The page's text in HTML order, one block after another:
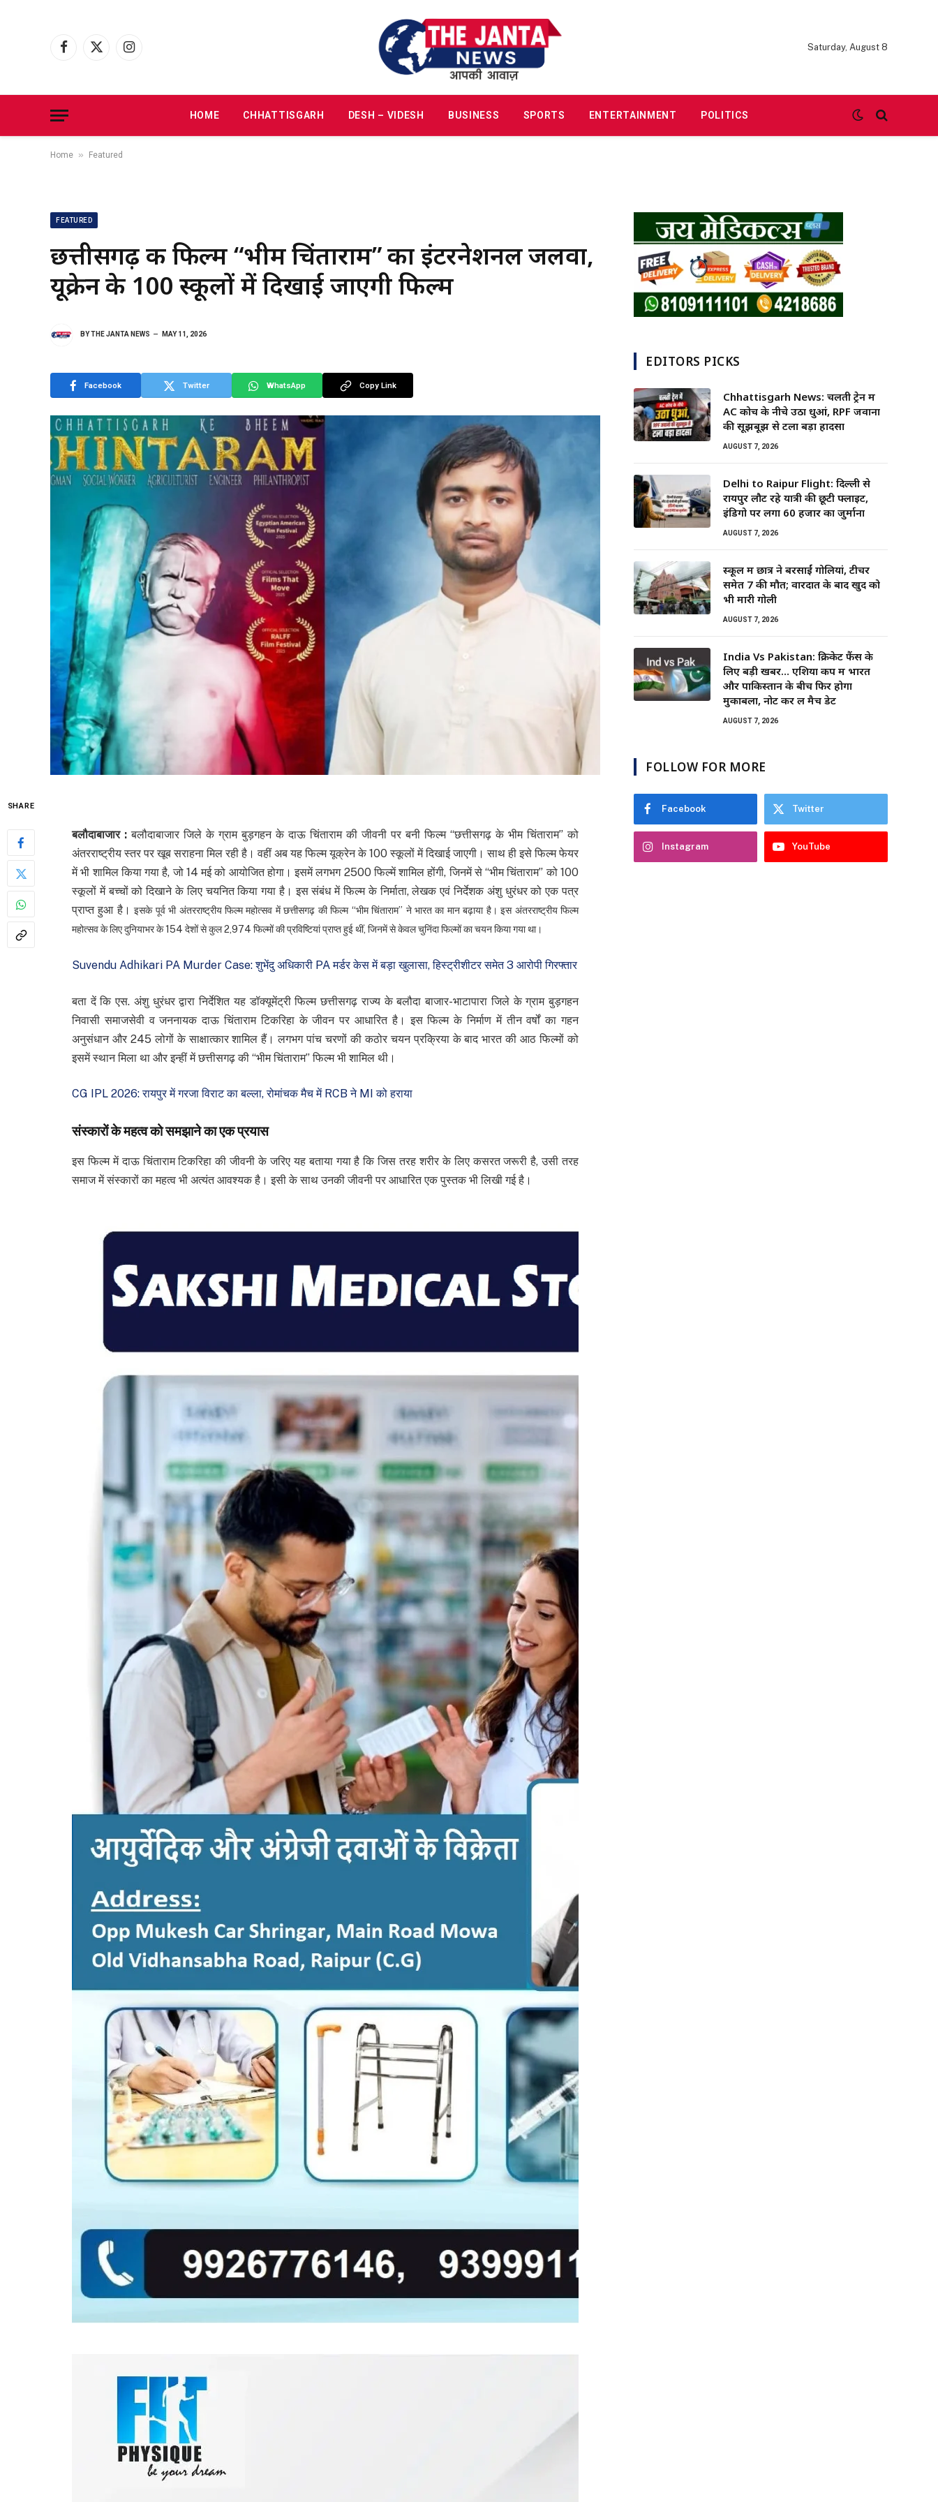
Facebook
X
Instagram
Saturday, August 8
HOME CHHATTISGARH DESH – VIDESH BUSINESS SPORTS ENTERTAINMENT POLITICS
Home » Featured
FEATURED
छत्तीसगढ़ की फिल्म “भीम चिंताराम” का इंटरनेशनल जलवा,
यूक्रेन के 100 स्कूलों में दिखाई जाएगी फिल्म
BYTHE JANTA NEWS MAY 11, 2026
Facebook Twitter WhatsApp Copy Link
SHARE
बलौदाबाजार : बलौदाबाजार जिले के ग्राम बुड़गहन के दाऊ चिंताराम की जीवनी पर बनी फिल्म “छत्तीसगढ़ के भीम चिंताराम” को
अंतरराष्ट्रीय स्तर पर खूब सराहना मिल रही है। वहीं अब यह फिल्म यूक्रेन के 100 स्कूलों में दिखाई जाएगी। साथ ही इसे फिल्म फेयर
में भी शामिल किया गया है, जो 14 मई को आयोजित होगा। इसमें लगभग 2500 फिल्में शामिल होंगी, जिनमें से “भीम चिंताराम” को 100
स्कूलों में बच्चों को दिखाने के लिए चयनित किया गया है। इस संबंध में फिल्म के निर्माता, लेखक एवं निर्देशक अंशु धुरंधर को एक पत्र
प्राप्त हुआ है।इसके पूर्व भी अंतरराष्ट्रीय फिल्म महोत्सव में छत्तीसगढ़ की फिल्म “भीम चिंताराम” ने भारत का मान बढ़ाया है। इस अंतरराष्ट्रीय फिल्म
महोत्सव के लिए दुनियाभर के 154 देशों से कुल 2,974 फिल्मों की प्रविष्टियां प्राप्त हुई थीं, जिनमें से केवल चुनिंदा फिल्मों का चयन किया गया था।
Suvendu Adhikari PA Murder Case: शुभेंदु अधिकारी PA मर्डर केस में बड़ा खुलासा, हिस्ट्रीशीटर समेत 3 आरोपी गिरफ्तार
बता दें कि एस. अंशु धुरंधर द्वारा निर्देशित यह डॉक्यूमेंट्री फिल्म छत्तीसगढ़ राज्य के बलौदा बाजार-भाटापारा जिले के ग्राम बुड़गहन
निवासी समाजसेवी व जननायक दाऊ चिंताराम टिकरिहा के जीवन पर आधारित है। इस फिल्म के निर्माण में तीन वर्षों का गहन
अनुसंधान और 245 लोगों के साक्षात्कार शामिल हैं। लगभग पांच चरणों की कठोर चयन प्रक्रिया के बाद भारत की आठ फिल्मों को
इसमें स्थान मिला था और इन्हीं में छत्तीसगढ़ की “भीम चिंताराम” फिल्म भी शामिल थी।
CG IPL 2026: रायपुर में गरजा विराट का बल्ला, रोमांचक मैच में RCB ने MI को हराया
संस्कारों के महत्व को समझाने का एक प्रयास
इस फिल्म में दाऊ चिंताराम टिकरिहा की जीवनी के जरिए यह बताया गया है कि जिस तरह शरीर के लिए कसरत जरूरी है, उसी तरह
समाज में संस्कारों का महत्व भी अत्यंत आवश्यक है। इसी के साथ उनकी जीवनी पर आधारित एक पुस्तक भी लिखी गई है।
EDITORS PICKS
Chhattisgarh News: चलती ट्रेन में
AC कोच के नीचे उठा धुआं, RPF जवानों
की सूझबूझ से टला बड़ा हादसा
AUGUST 7, 2026
Delhi to Raipur Flight: दिल्ली से
रायपुर लौट रहे यात्री की छूटी फ्लाइट,
इंडिगो पर लगा 60 हजार का जुर्माना
AUGUST 7, 2026
स्कूल में छात्र ने बरसाईं गोलियां, टीचर
समेत 7 की मौत; वारदात के बाद खुद को
भी मारी गोली
AUGUST 7, 2026
India Vs Pakistan: क्रिकेट फैंस के
लिए बड़ी खबर… एशिया कप में भारत
और पाकिस्तान के बीच फिर होगा
मुकाबला, नोट कर लें मैच डेट
AUGUST 7, 2026
FOLLOW FOR MORE
Facebook Twitter
Instagram YouTube